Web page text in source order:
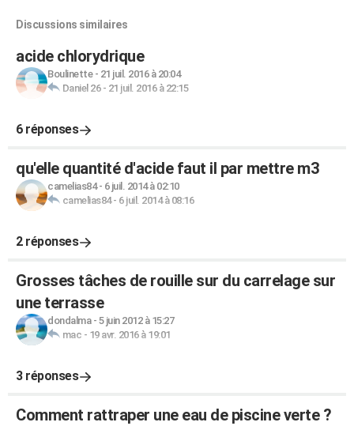
Discussions similaires
acide chlorydrique
Boulinette- 21 juil. 2016 à 20:04
Daniel 26- 21 juil. 2016 à 22:15
6 réponses
qu'elle quantité d'acide faut il par mettre m3
camelias84- 6 juil. 2014 à 02:10
camelias84- 6 juil. 2014 à 08:16
2 réponses
Grosses tâches de rouille sur du carrelage sur
une terrasse
dondalma- 5 juin 2012 à 15:27
mac - 19 avr. 2016 à 19:01
3 réponses
Comment rattraper une eau de piscine verte ?